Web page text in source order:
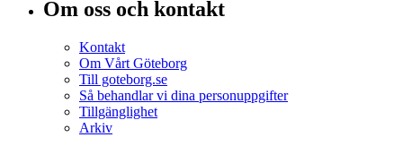
Om oss och kontakt
Kontakt
Om Vårt Göteborg
Till goteborg.se
Så behandlar vi dina personuppgifter
Tillgänglighet
Arkiv